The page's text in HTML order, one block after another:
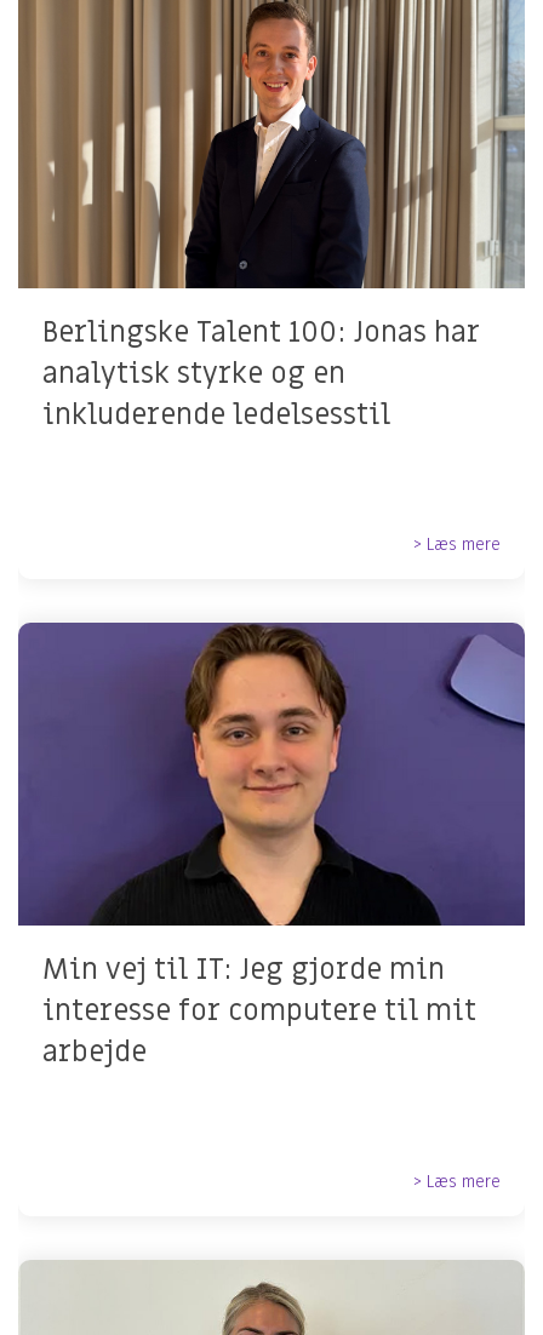
Berlingske Talent 100: Jonas har
analytisk styrke og en
inkluderende ledelsesstil
> Læs mere
Min vej til IT: Jeg gjorde min
interesse for computere til mit
arbejde
> Læs mere